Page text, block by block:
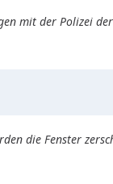
mit der Polizei
die Fenster